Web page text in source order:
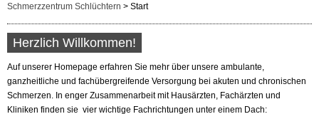
Schmerzzentrum Schlüchtern > Start
Herzlich Willkommen!
Auf unserer Homepage erfahren Sie mehr über unsere ambulante,
ganzheitliche und fachübergreifende Versorgung bei akuten und chronischen
Schmerzen. In enger Zusammenarbeit mit Hausärzten, Fachärzten und
Kliniken finden sie vier wichtige Fachrichtungen unter einem Dach: